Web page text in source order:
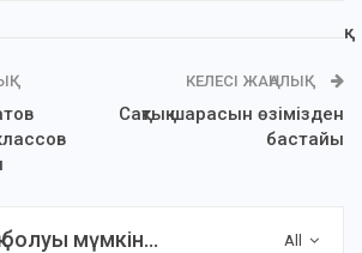
КЕЛЕСІ ЖАҢАЛЫҚ
Сақтық шарасын өзімізден
бастайық
All
болуы мүмкін...